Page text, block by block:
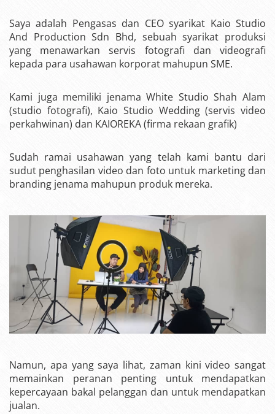
Saya adalah Pengasas dan CEO syarikat Kaio Studio
And Production Sdn Bhd, sebuah syarikat produksi
yang menawarkan servis fotografi dan videografi
kepada para usahawan korporat mahupun SME.
Kami juga memiliki jenama White Studio Shah Alam
(studio fotografi), Kaio Studio Wedding (servis video
perkahwinan) dan KAIOREKA (firma rekaan grafik)
Sudah ramai usahawan yang telah kami bantu dari
sudut penghasilan video dan foto untuk marketing dan
branding jenama mahupun produk mereka.
Namun, apa yang saya lihat, zaman kini video sangat
memainkan peranan penting untuk mendapatkan
kepercayaan bakal pelanggan dan untuk mendapatkan
jualan.